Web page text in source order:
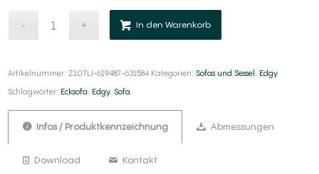
In den Warenkorb
Artikelnummer:Z107LI-619487-631584 Kategorien: Sofas und Sessel, Edgy
Schlagwörter: Ecksofa, Edgy, Sofa
Infos / Produktkennzeichnung Abmessungen
Download Kontakt